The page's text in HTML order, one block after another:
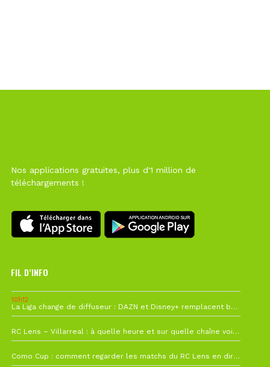
Nos applications gratuites, plus d'1 million de
téléchargements !
FIL D’INFO
10h12
La Liga change de diffuseur : DAZN et Disney+ remplacent beIN Sports !
RC Lens – Villarreal : à quelle heure et sur quelle chaîne voir la finale de la Como Cup ?
Como Cup : comment regarder les matchs du RC Lens en direct ?